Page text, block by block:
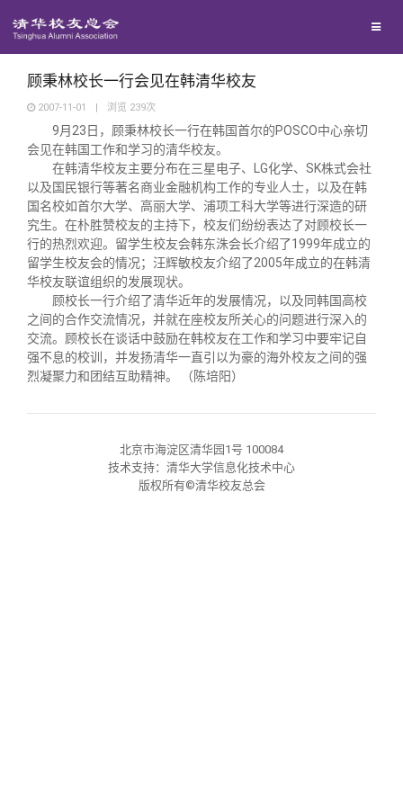
地区联络
年级联络
院系校友工作
专业委员会
兴趣群体
西南联大校友会
回馈母校
捐赠项目
捐赠新闻
捐赠纪事
捐赠方法
义工计划
媒体平台
《清华校友通讯》
《水木清华》
我要订阅
新媒体平台
百年清华
清华人物
清华故事
青春风采
校友讲坛
校友服务
终身学习
信息化服务
实用信息
校友总会
总会简介
总会章程
关闭
顾秉林校长一行会见在韩清华校友
2007-11-01 | 浏览 239次
9月 23 日 ，顾秉林校长一行在韩国首尔的 POSCO中心亲切
会见在韩国工作和学习的清华校友。
在韩清华校友主要分布在三星电子、
LG化学、 SK株式会社
以及国民银行等著名商业金融机构工作的专业人士，以及在韩
国名校如首尔大学、高丽大学、浦项工科大学等进行深造的研
究生。在朴胜赞校友的主持下，校友们纷纷表达了对顾校长一
行的热烈欢迎。留学生校友会韩东洙会长介绍了 1999年成立的
留学生校友会的情况；汪辉敏校友介绍了 2005年成立的在韩清
华校友联谊组织的发展现状。
顾校长一行介绍了清华近年的发展情况，以及同韩国高校
之间的合作交流情况，并就在座校友所关心的问题进行深入的
交流。顾校长在谈话中鼓励在韩校友在工作和学习中要牢记自
强不息的校训，并发扬清华一直引以为豪的海外校友之间的强
烈凝聚力和团结互助精神。
（陈培阳）
北京市海淀区清华园1号 100084
技术支持：清华大学信息化技术中心
版权所有©清华校友总会